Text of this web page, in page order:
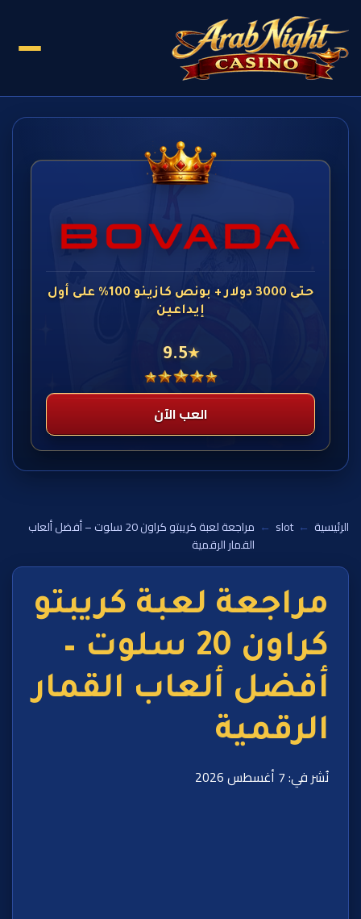
حتى 3000 دولار + بونص كازينو 100% على أول
إيداعين
★
9.5
العب الآن
الرئيسية ←
slot
←
مراجعة لعبة كريبتو كراون 20 سلوت – أفضل ألعاب
القمار الرقمية
مراجعة لعبة كريبتو
كراون 20 سلوت –
أفضل ألعاب القمار
الرقمية
نُشر في: 7 أغسطس 2026